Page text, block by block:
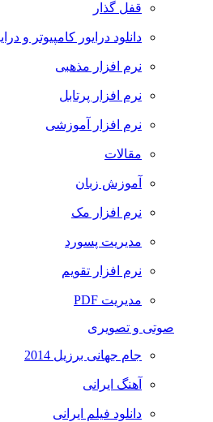
قفل گذار
دانلود درایور کامپیوتر و درایور
نرم افزار مذهبی
نرم افزار پرتابل
نرم افزار آموزشی
مقالات
آموزش زبان
نرم افزار مک
مدیریت پسورد
نرم افزار تقویم
مدیریت PDF
صوتی و تصویری
جام جهانی برزیل 2014
آهنگ ایرانی
دانلود فیلم ایرانی